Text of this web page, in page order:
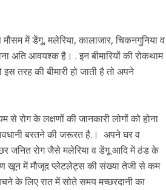
में डेंगू, मलेरिया, कालाजार, चिकनगुनिया व
अति आवयश्क है। . इन बीमारियों की रोकथाम
की बीमारी हो जाती है तो अपने
से रोग के लक्षणों की जानकारी लोगों को होना
बरतने की जरूरत है.। अपने घर व
जनित रोग जैसे मलेरिया व डेंगू आदि में ठंड के
खून में मौजूद प्लेटलेट्स की संख्या तेजी से कम
के लिए रात में सोते समय मच्छरदानी का